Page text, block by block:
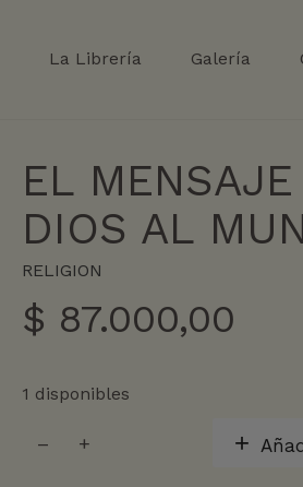
La Librería Galería
EL
DIOS AL
RELIGION
$ 87.000,00
1 disponibles
MENSAJE